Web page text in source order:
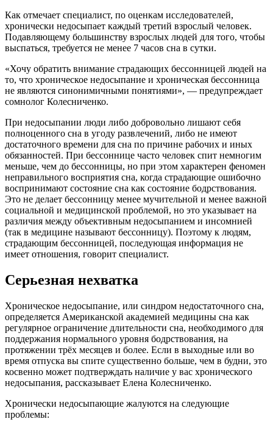
Как отмечает специалист, по оценкам исследователей,
хронически недосыпает каждый третий взрослый человек.
Подавляющему большинству взрослых людей для того, чтобы
выспаться, требуется не менее 7 часов сна в сутки.
«Хочу обратить внимание страдающих бессонницей людей на
то, что хроническое недосыпание и хроническая бессонница
не являются синонимичными понятиями», — предупреждает
сомнолог Колесниченко.
При недосыпании люди либо добровольно лишают себя
полноценного сна в угоду развлечений, либо не имеют
достаточного времени для сна по причине рабочих и иных
обязанностей. При бессоннице часто человек спит немногим
меньше, чем до бессонницы, но при этом характерен феномен
неправильного восприятия сна, когда страдающие ошибочно
воспринимают состояние сна как состояние бодрствования.
Это не делает бессонницу менее мучительной и менее важной
социальной и медицинской проблемой, но это указывает на
различия между объективным недосыпанием и инсомнией
(так в медицине называют бессонницу). Поэтому к людям,
страдающим бессонницей, последующая информация не
имеет отношения, говорит специалист.
Серьезная нехватка
Хроническое недосыпание, или синдром недостаточного сна,
определяется Американской академией медицины сна как
регулярное ограничение длительности сна, необходимого для
поддержания нормального уровня бодрствования, на
протяжении трёх месяцев и более. Если в выходные или во
время отпуска вы спите существенно больше, чем в будни, это
косвенно может подтверждать наличие у вас хронического
недосыпания, рассказывает Елена Колесниченко.
Хронически недосыпающие жалуются на следующие
проблемы: